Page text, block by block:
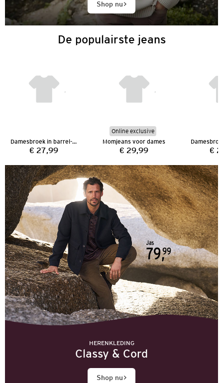
Shop nu
De populairste jeans
Damesbroek in barrel-model
Prijs:
€ 27,99
Online exclusive
Momjeans voor dames
Prijs:
€ 29,99 €
HERENKLEDING
Classy & Cord
Shop nu